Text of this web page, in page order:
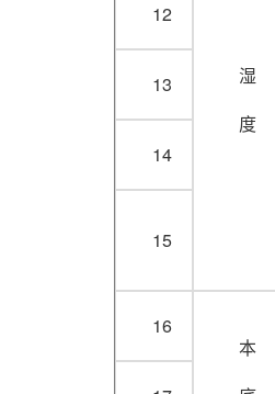
湿
度
12
13
14
15
16
本